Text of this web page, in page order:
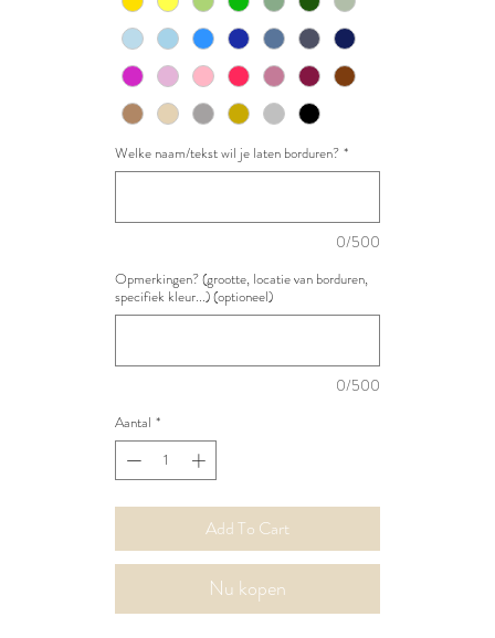
Welke naam/tekst wil je laten borduren? *
0/500
Opmerkingen? (grootte, locatie van borduren,
specifiek kleur...) (optioneel)
0/500
Aantal *
Add To Cart
Nu kopen